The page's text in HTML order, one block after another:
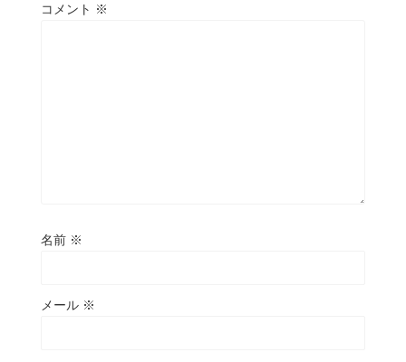
コメント ※
名前 ※
メール ※